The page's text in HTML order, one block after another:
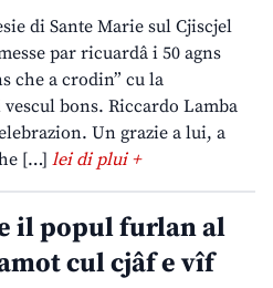
di Sante Marie sul Cjiscjel
par ricuardâ i 50 agns
che a crodin” cu la
bons. Riccardo Lamba
Un grazie a lui, a
[…] lei di plui +
il popul furlan al
cul cjâf e vîf